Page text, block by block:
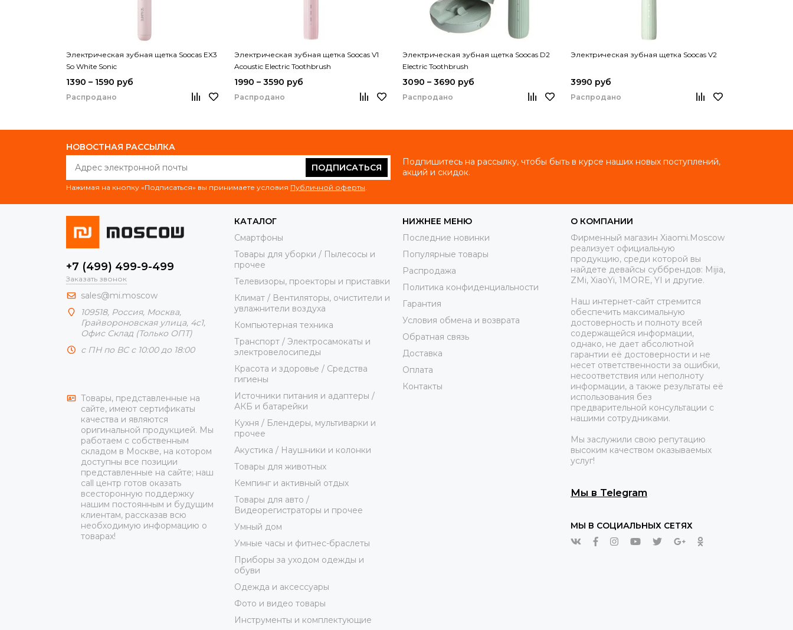
Электрическая зубная щетка Soocas EX3
So White Sonic
1390 – 1590 руб
Распродано
Электрическая зубная щетка Soocas V1
Acoustic Electric Toothbrush
1990 – 3590 руб
Распродано
Электрическая зубная щетка Soocas D2
Electric Toothbrush
3090 – 3690 руб
Распродано
Электрическая зубная щетка Soocas V2
3990 руб
Распродано
НОВОСТНАЯ РАССЫЛКА
ПОДПИСАТЬСЯ
Нажимая на кнопку «Подписаться» вы принимаете условия Публичной оферты
Подпишитесь на рассылку, чтобы быть в курсе наших новых поступлений,
акций и скидок.
+7 (499) 499-9-499
Заказать звонок
sales@mi.moscow
109518, Россия, Москва,
Грайвороновская улица, 4с1,
Офис Склад (Только ОПТ)
с ПН по ВС с 10:00 до 18:00
Товары, представленные на
сайте, имеют сертификаты
качества и являются
оригинальной продукцией. Мы
работаем с собственным
складом в Москве, на котором
доступны все позиции
представленные на сайте; наш
call центр готов оказать
всесторонную поддержку
нашим постоянным и будущим
клиентам, рассказав всю
необходимую информацию о
товарах!
КАТАЛОГ
Смартфоны
Товары для уборки / Пылесосы и
прочее
Телевизоры, проекторы и приставки
Климат / Вентиляторы, очистители и
увлажнители воздуха
Компьютерная техника
Транспорт / Электросамокаты и
электровелосипеды
Красота и здоровье / Средства
гигиены
Источники питания и адаптеры /
АКБ и батарейки
Кухня / Блендеры, мультиварки и
прочее
Акустика / Наушники и колонки
Товары для животных
Кемпинг и активный отдых
Товары для авто /
Видеорегистраторы и прочее
Умный дом
Умные часы и фитнес-браслеты
Приборы за уходом одежды и
обуви
Одежда и аксессуары
Фото и видео товары
Инструменты и комплектующие
НИЖНЕЕ МЕНЮ
Последние новинки
Популярные товары
Распродажа
Политика конфиденциальности
Гарантия
Условия обмена и возврата
Обратная связь
Доставка
Оплата
Контакты
О КОМПАНИИ
Фирменный магазин Xiaomi.Moscow
реализует официальную
продукцию, среди которой вы
найдете девайсы суббрендов: Mijia,
ZMi, XiaoYi, 1MORE, YI и другие.
Наш интернет-сайт стремится
обеспечить максимальную
достоверность и полноту всей
содержащейся информации,
однако, не дает абсолютной
гарантии её достоверности и не
несет ответственности за ошибки,
несоответствия или неполноту
информации, а также результаты её
использования без
предварительной консультации с
нашими сотрудниками.
Мы заслужили свою репутацию
высоким качеством оказываемых
услуг!
Мы в Telegram
МЫ В СОЦИАЛЬНЫХ СЕТЯХ